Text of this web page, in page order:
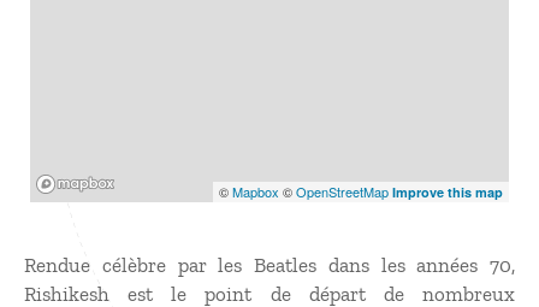
©Mapbox ©OpenStreetMap Improve this map
Rendue célèbre par les Beatles dans les années 70,
Rishikesh est le point de départ de nombreux